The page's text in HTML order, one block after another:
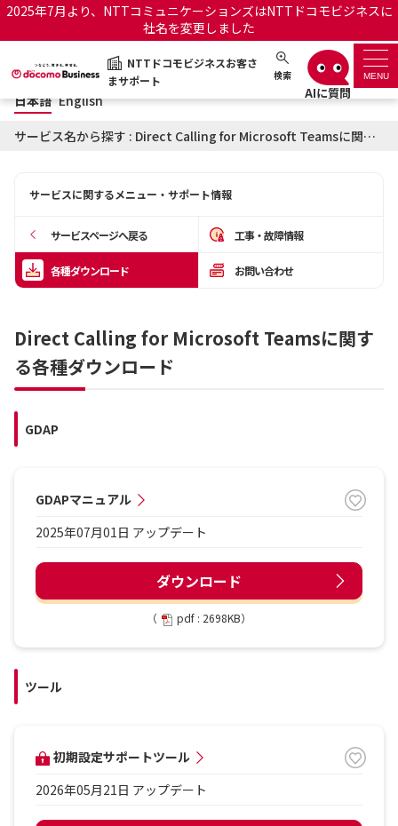
2025年7月より、NTTコミュニケーションズはNTTドコモビジネスに
社名を変更しました
NTTドコモビジネスお客さ
まサポート
検索 MENU
NTTドコモビジネスお客さまサポート 日本語 English
サポートトップ
お知らせ サポートサイトの使い方
オフィシャルサイト
日本語 English
サービス名から探す : Direct Calling for Microsoft Teamsに関する各種ダウンロード
サービスに関するメニュー・サポート情報
サービスページへ戻る 工事・故障情報
各種ダウンロード お問い合わせ
Direct Calling for Microsoft Teamsに関す
る各種ダウンロード
GDAP
GDAPマニュアル
2025年07月01日 アップデート
ダウンロード
（ pdf : 2698KB）
ツール
初期設定サポートツール
2026年05月21日 アップデート